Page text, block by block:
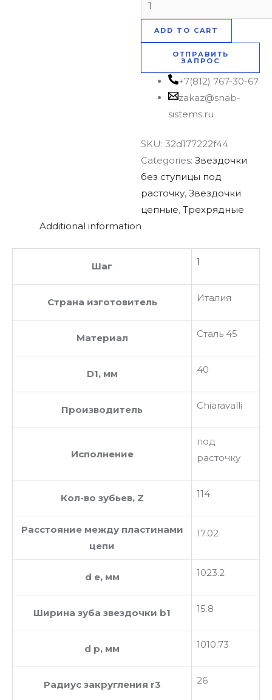
ADD TO CART
ОТПРАВИТЬ
ЗАПРОС
+7(812) 767-30-67
zakaz@snab-
sistems.ru
SKU:32d177222f44
Categories:Звездочки
без ступицы под
расточку,Звездочки
цепные,Трехрядные
Additional information
Шаг 1
Страна изготовитель Италия
Материал Сталь 45
D1, мм 40
Производитель Chiaravalli
Исполнение
под
расточку
Кол-во зубьев, Z 114
Расстояние между пластинами
цепи
17.02
d e, мм 1023.2
Ширина зуба звездочки b1 15.8
d p, мм 1010.73
Радиус закругления r3 26